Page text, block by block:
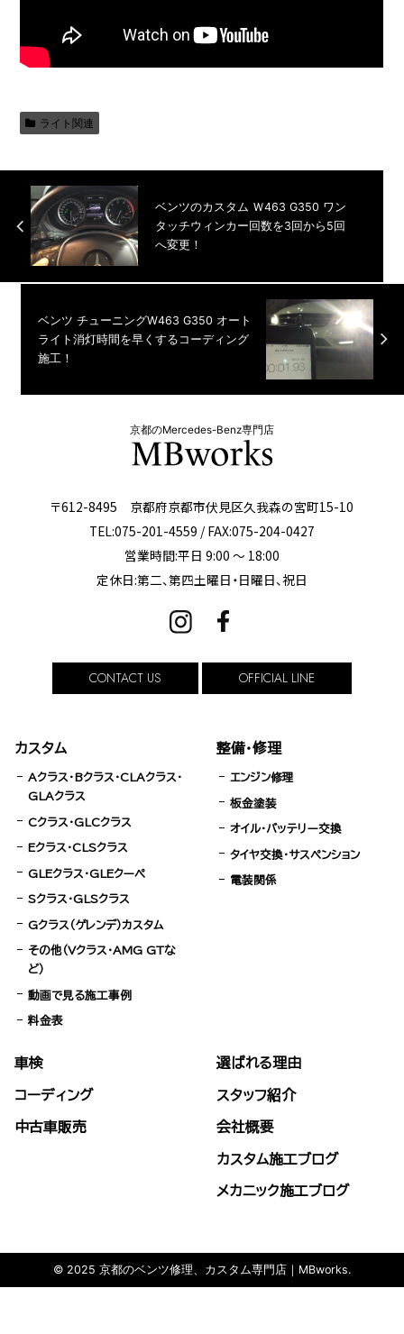
ライト関連
ベンツのカスタム Ｗ463 G350 ワン
タッチウィンカー回数を3回から5回
へ変更！
ベンツ チューニングW463 G350 オート
ライト消灯時間を早くするコーディング
施工！
京都のMercedes-Benz専門店
〒612-8495 京都府京都市伏見区久我森の宮町15-10
TEL:075-201-4559 / FAX:075-204-0427
営業時間:平日 9:00 ～ 18:00
定休日:第二、第四土曜日・日曜日、祝日
CONTACT US OFFICIAL LINE
カスタム
Aクラス・Bクラス・CLAクラス・
GLAクラス
Cクラス・GLCクラス
Eクラス・CLSクラス
GLEクラス・GLEクーペ
Sクラス・GLSクラス
Gクラス（ゲレンデ）カスタム
その他（Vクラス・AMG GTな
ど）
動画で見る施工事例
料金表
整備・修理
エンジン修理
板金塗装
オイル・バッテリー交換
タイヤ交換・サスペンション
電装関係
車検
コーディング
中古車販売
選ばれる理由
スタッフ紹介
会社概要
カスタム施工ブログ
メカニック施工ブログ
© 2025 京都のベンツ修理、カスタム専門店｜MBworks.